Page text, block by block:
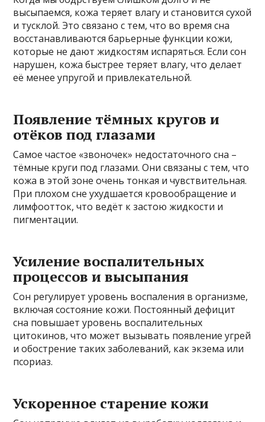
высыпаемся, кожа теряет влагу и становится сухой
и тусклой. Это связано с тем, что во время сна
восстанавливаются барьерные функции кожи,
которые не дают жидкостям испаряться. Если сон
нарушен, кожа быстрее теряет влагу, что делает
её менее упругой и привлекательной.
Появление тёмных кругов и
отёков под глазами
Самое частое «звоночек» недостаточного сна –
тёмные круги под глазами. Они связаны с тем, что
кожа в этой зоне очень тонкая и чувствительная.
При плохом сне ухудшается кровообращение и
лимфоотток, что ведёт к застою жидкости и
пигментации.
Усиление воспалительных
процессов и высыпания
Сон регулирует уровень воспаления в организме,
включая состояние кожи. Постоянный дефицит
сна повышает уровень воспалительных
цитокинов, что может вызывать появление угрей
и обострение таких заболеваний, как экзема или
псориаз.
Ускоренное старение кожи